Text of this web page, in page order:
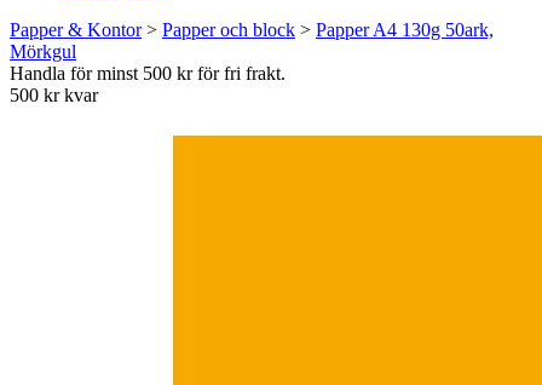
Papper & Kontor> Papper och block > Papper A4 130g 50ark,
Mörkgul
Handla för minst 500 kr för fri frakt.
500 kr kvar